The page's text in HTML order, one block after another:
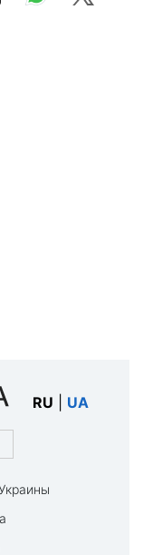
RU UA